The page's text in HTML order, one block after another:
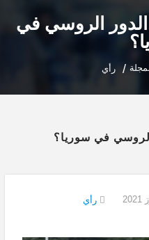
الروسي في
رأي
في سوريا؟
رأي